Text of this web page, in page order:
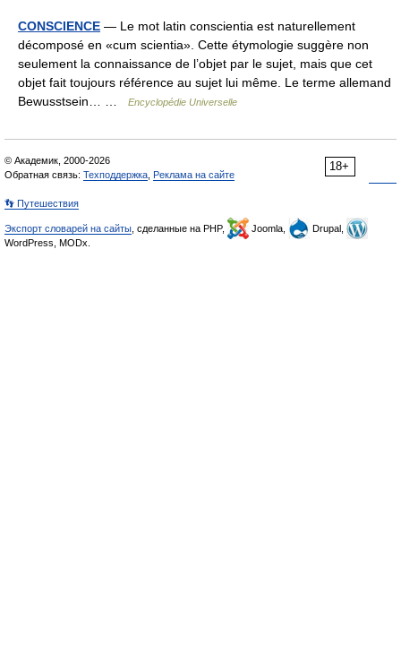
CONSCIENCE — Le mot latin conscientia est naturellement
décomposé en «cum scientia». Cette étymologie suggère non
seulement la connaissance de l’objet par le sujet, mais que cet
objet fait toujours référence au sujet lui même. Le terme allemand
Bewusstsein… …
Encyclopédie Universelle
18+
© Академик, 2000-2026
Обратная связь: Техподдержка Реклама на сайте
👣 Путешествия
Экспорт словарей на сайты , сделанные на PHP, Joomla,
Drupal,
WordPress, MODx.